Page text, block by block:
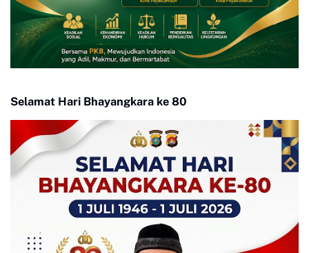
Selamat Hari Bhayangkara ke 80